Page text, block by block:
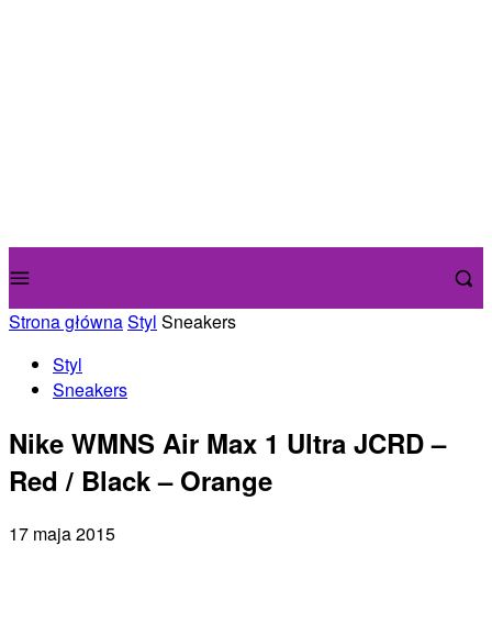
Strona głównaStyl Sneakers
Styl
Sneakers
Nike WMNS Air Max 1 Ultra JCRD –
Red / Black – Orange
17 maja 2015